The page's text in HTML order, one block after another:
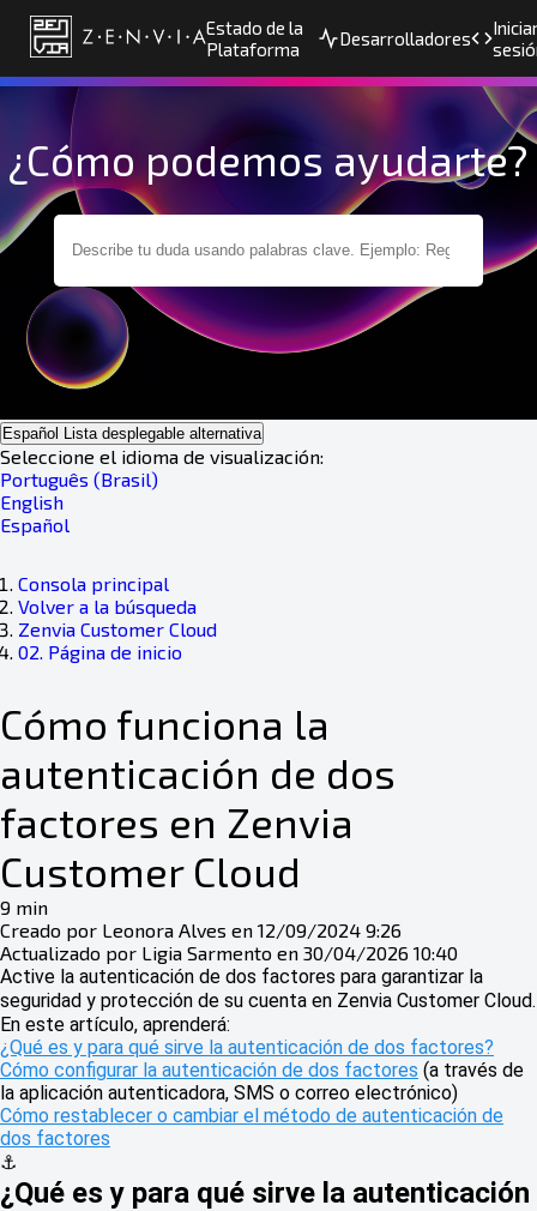
Estado de la
Plataforma
Desarrolladores
¿Cómo podemos ayudarte?
Español Lista desplegable alternativa
Seleccione el idioma de visualización:
Português (Brasil)
English
Español
Consola principal
Volver a la búsqueda
Zenvia Customer Cloud
02. Página de inicio
Cómo funciona la
autenticación de dos
factores en Zenvia
Customer Cloud
9 min
Creado por Leonora Alves en 12/09/2024 9:26
Actualizado por Ligia Sarmento en 30/04/2026 10:40
Active la autenticación de dos factores para garantizar la
seguridad y protección de su cuenta en Zenvia Customer Cloud.
En este artículo, aprenderá:
¿Qué es y para qué sirve la autenticación de dos factores?
Cómo configurar la autenticación de dos factores (a través de
la aplicación autenticadora, SMS o correo electrónico)
Cómo restablecer o cambiar el método de autenticación de
dos factores
⚓
¿Qué es y para qué sirve la autenticación